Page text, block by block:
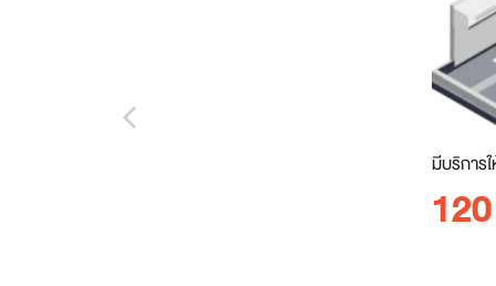
มีบริการ
120
arrow_back_ios_new